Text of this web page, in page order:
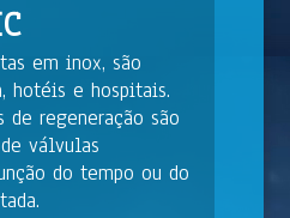
em inox, são
hotéis e hospitais.
de regeneração são
válvulas
do tempo ou do